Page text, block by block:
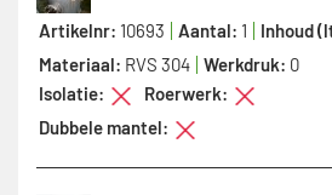
Artikelnr: 10693 Aantal: 1 Inhoud
Materiaal: RVS 304 Werkdruk: 0
Isolatie:
Roerwerk:
Dubbele mantel: